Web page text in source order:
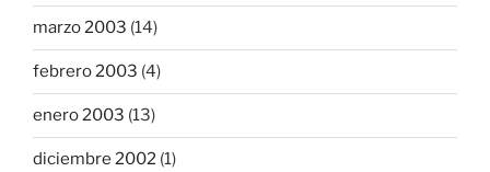
marzo 2003 (14)
febrero 2003 (4)
enero 2003 (13)
diciembre 2002 (1)